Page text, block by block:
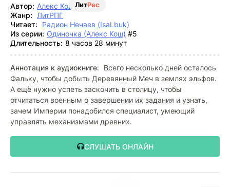
ЛитРес
Автор: Алекс Кош
Жанр:
ЛитРПГ
Читает:
Радион Нечаев (IsaLbuk)
Из серии: Одиночка (Алекс Кош) #5
Длительность: 8 часов 28 минут
Аннотация к аудиокниге:
Всего несколько дней осталось
Фальку, чтобы добыть Деревянный Меч в землях эльфов.
А ещё нужно успеть заскочить в столицу, чтобы
отчитаться военным о завершении их задания и узнать,
зачем Империи понадобился специалист, умеющий
управлять механизмами древних.
СЛУШАТЬ ОНЛАЙН